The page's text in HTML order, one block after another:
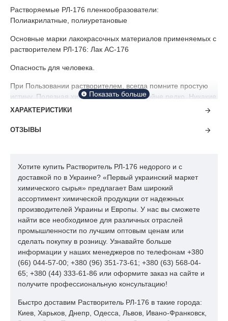
Растворяемые РЛ-176 пленкообразователи:
Полиакрилатные, полиуретановые
Основные марки лакокрасочных материалов применяемых с
растворителем РЛ-176: Лак АС-176
Опасность для человека.
При Пользовании растворителем, всегда помните простую
истину. Полезная химия встречаеться крайне редко. Никакие
меры безопасности при работе с растворителем не будут
оказывать действие на центральную нервную систему,
печень, почки желудочно-кишечный тракт. Вещество может
всасываться в организм при вдыхании и через кожу.
Опасность при долгловремменом контакте: Длительный
контакт с кожей может вызвать дерматит. Вещество может
оказывать действие на кровь и костный мозг.
Нормативы для рабочей зоны: TLV (предельная пороговая
концентрация, США): 750 ppm; 1780 мг/м^3 (ACGIH 1993-
1993).
Пожарная опасность.
вспышки менее +23 град.С Не допускать открытого огня, искр
и курения. Смеси пар-воздух взрывоопасны. Опасное
ХАРАКТЕРИСТИКИ
ОТЗЫВЫ
Хотите купить Растворитель РЛ-176 недорого и с
доставкой по в Украине? «Первый украинский маркет
химического сырья» предлагает Вам широкий
ассортимент химической продукции от надежных
производителей Украины и Европы. У нас вы сможете
найти все необходимое для различных отраслей
промышленности по лучшим оптовым ценам или
сделать покупку в розницу. Узнавайте больше
информации у наших менеджеров по телефонам +380
(66) 044-57-00; +380 (96) 351-73-61; +380 (63) 568-04-
65; +380 (44) 333-61-86 или оформите заказ на сайте и
получите профессиональную консультацию!
Быстро доставим Растворитель РЛ-176 в такие города:
Киев, Харьков, Днепр, Одесса, Львов, Ивано-Франковск,